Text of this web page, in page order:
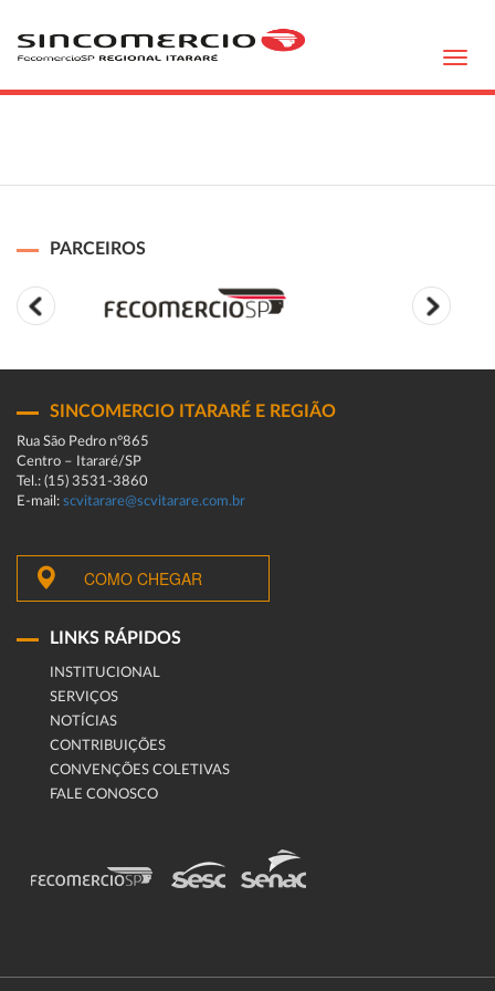
PARCEIROS
SINCOMERCIO ITARARÉ E REGIÃO
Rua São Pedro n°865
Centro – Itararé/SP
Tel.: (15) 3531-3860
E-mail: scvitarare@scvitarare.com.br
COMO CHEGAR
LINKS RÁPIDOS
INSTITUCIONAL
SERVIÇOS
NOTÍCIAS
CONTRIBUIÇÕES
CONVENÇÕES COLETIVAS
FALE CONOSCO